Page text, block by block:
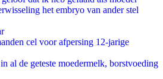
het embryo van ander stel
cel voor afpersing 12-jarige
al de geteste moedermelk, borstvoeding